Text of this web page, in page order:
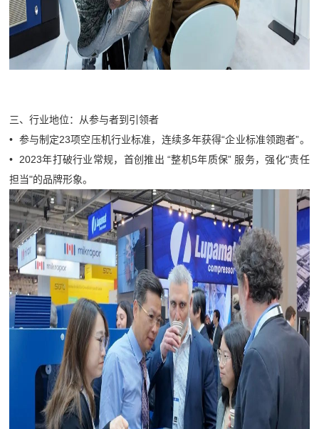
三、行业地位：从参与者到引领者
• 参与制定23项空压机行业标准，连续多年获得“企业标准领跑者”。
• 2023年打破行业常规，首创推出 “整机5年质保” 服务，强化"责任
担当"的品牌形象。